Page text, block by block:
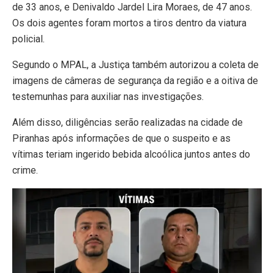
de 33 anos, e Denivaldo Jardel Lira Moraes, de 47 anos.
Os dois agentes foram mortos a tiros dentro da viatura
policial.
Segundo o MPAL, a Justiça também autorizou a coleta de
imagens de câmeras de segurança da região e a oitiva de
testemunhas para auxiliar nas investigações.
Além disso, diligências serão realizadas na cidade de
Piranhas após informações de que o suspeito e as
vítimas teriam ingerido bebida alcoólica juntos antes do
crime.